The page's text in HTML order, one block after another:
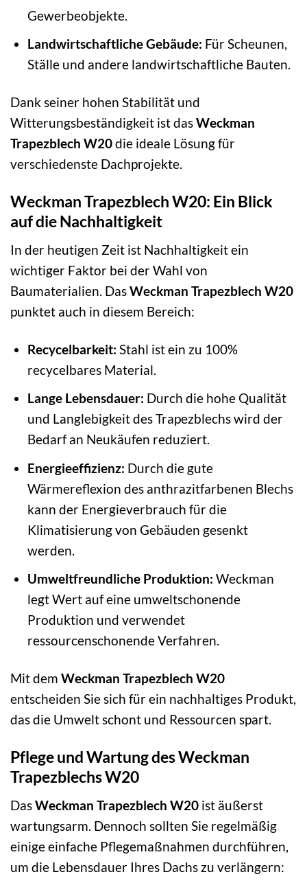
Gewerbeobjekte.
Landwirtschaftliche Gebäude: Für Scheunen,
Ställe und andere landwirtschaftliche Bauten.
Dank seiner hohen Stabilität und
Witterungsbeständigkeit ist dasWeckman
Trapezblech W20die ideale Lösung für
verschiedenste Dachprojekte.
Weckman Trapezblech W20: Ein Blick
auf die Nachhaltigkeit
In der heutigen Zeit ist Nachhaltigkeit ein
wichtiger Faktor bei der Wahl von
Baumaterialien. DasWeckman Trapezblech W20
punktet auch in diesem Bereich:
Recycelbarkeit: Stahl ist ein zu 100%
recycelbares Material.
Lange Lebensdauer: Durch die hohe Qualität
und Langlebigkeit des Trapezblechs wird der
Bedarf an Neukäufen reduziert.
Energieeffizienz: Durch die gute
Wärmereflexion des anthrazitfarbenen Blechs
kann der Energieverbrauch für die
Klimatisierung von Gebäuden gesenkt
werden.
Umweltfreundliche Produktion: Weckman
legt Wert auf eine umweltschonende
Produktion und verwendet
ressourcenschonende Verfahren.
Mit dem Weckman Trapezblech W20
entscheiden Sie sich für ein nachhaltiges Produkt,
das die Umwelt schont und Ressourcen spart.
Pflege und Wartung des Weckman
Trapezblechs W20
DasWeckman Trapezblech W20 ist äußerst
wartungsarm. Dennoch sollten Sie regelmäßig
einige einfache Pflegemaßnahmen durchführen,
um die Lebensdauer Ihres Dachs zu verlängern: